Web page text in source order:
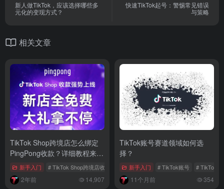
新人做TikTok，应该选择哪些多
元化的变现方式？
快速TikTok起号：警惕常见错误
与策略
相关文章
TikTok Shop跨境店怎么绑定
PingPong收款？详细教程来
啦！新手入门 # TikTok Shop跨境店收款 # 英国跨境站收款 # 美国跨境站收款
2年前 14,907
TikTok账号赛道领域如何选
择？
新手入门 # TikTok账号 # TikTok
11个月前 354